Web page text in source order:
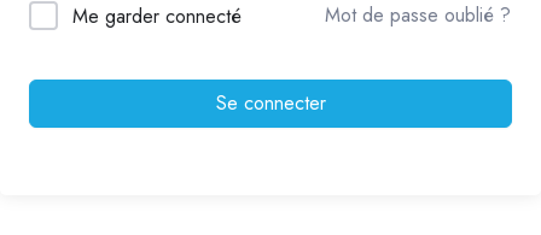
Me garder connecté Mot de passe oublié ?
Se connecter